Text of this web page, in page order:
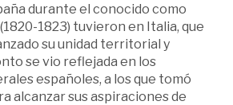
durante el conocido como
1823) tuvieron en Italia, que
su unidad territorial y
se vio reflejada en los
españoles, a los que tomó
alcanzar sus aspiraciones de